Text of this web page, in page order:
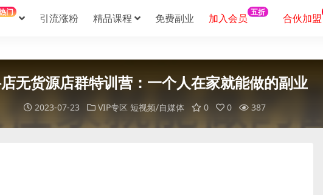
门 引流涨粉 精品课程 免费副业 加入会员 五折 合伙加盟
无货源店群特训营：一个人在家就能做的副业
2023-07-23 VIP专区 短视频/自媒体 0 0 387